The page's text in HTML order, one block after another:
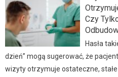
Czy
Hasła
dzień” mogą sugerować, że
wizyty otrzymuje ostateczne, stałe